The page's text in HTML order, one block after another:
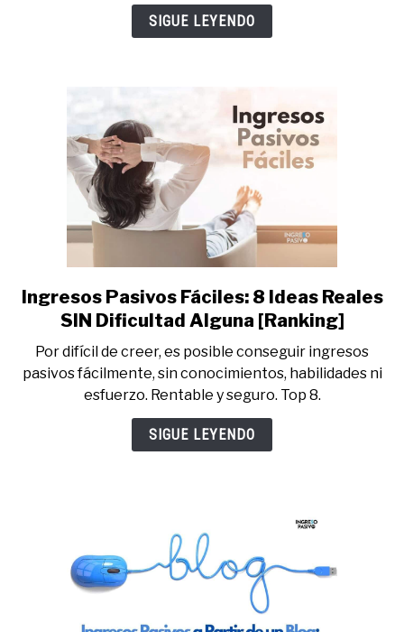
10
SIGUE LEYENDO
link
to
Pasivos
Fáciles:
8
Ideas
[Ranking]
Ingresos Pasivos Fáciles: 8 Ideas Reales
SIN Dificultad Alguna [Ranking]
Por difícil de creer, es posible conseguir ingresos
pasivos fácilmente, sin conocimientos, habilidades ni
esfuerzo. Rentable y seguro. Top 8.
SIGUE LEYENDO